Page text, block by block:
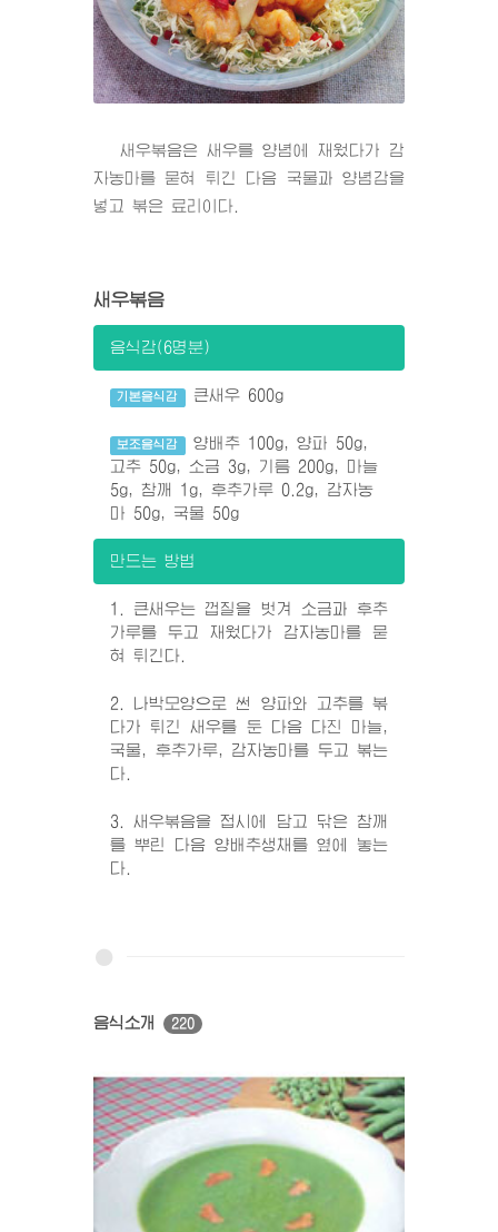
새우볶음은 새우를 양념에 재웠다가 감
자농마를 묻혀 튀긴 다음 국물과 양념감을
넣고 볶은 료리이다.
새우볶음
음식감(6명분)
기본음식감 큰새우 600g
보조음식감
양배추 100g, 양파 50g,
고추 50g, 소금 3g, 기름 200g, 마늘
5g, 참깨 1g, 후추가루 0.2g, 감자농
마 50g, 국물 50g
만드는 방법
1. 큰새우는 껍질을 벗겨 소금과 후추
가루를 두고 재웠다가 감자농마를 묻
혀 튀긴다.
2. 나박모양으로 썬 양파와 고추를 볶
다가 튀긴 새우를 둔 다음 다진 마늘,
국물, 후추가루, 감자농마를 두고 볶는
다.
3. 새우볶음을 접시에 담고 닦은 참깨
를 뿌린 다음 양배추생채를 옆에 놓는
다.
음식소개 220